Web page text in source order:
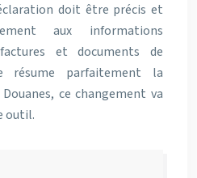
doit être précis et
aux informations
et documents de
résume parfaitement la
ce changement va
outil.